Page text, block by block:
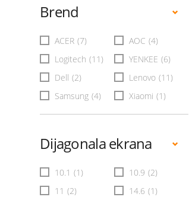
Brend
ACER (7) AOC (4)
Logitech (11) YENKEE (6)
Dell (2) Lenovo (11)
Samsung (4) Xiaomi (1)
Dijagonala ekrana
10.1 (1) 10.9 (2)
11 (2) 14.6 (1)